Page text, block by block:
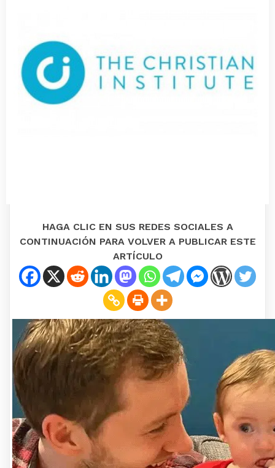
HAGA CLIC EN SUS REDES SOCIALES A
CONTINUACIÓN PARA VOLVER A PUBLICAR ESTE
ARTÍCULO